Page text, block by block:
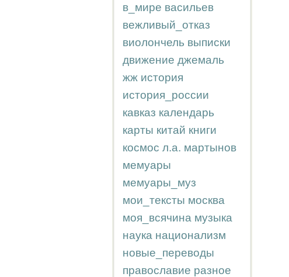
в_мире васильев
вежливый_отказ
виолончель выписки
движение джемаль
жж история
история_россии
кавказ календарь
карты китай книги
космос л.а. мартынов
мемуары
мемуары_муз
мои_тексты москва
моя_всячина музыка
наука национализм
новые_переводы
православие разное